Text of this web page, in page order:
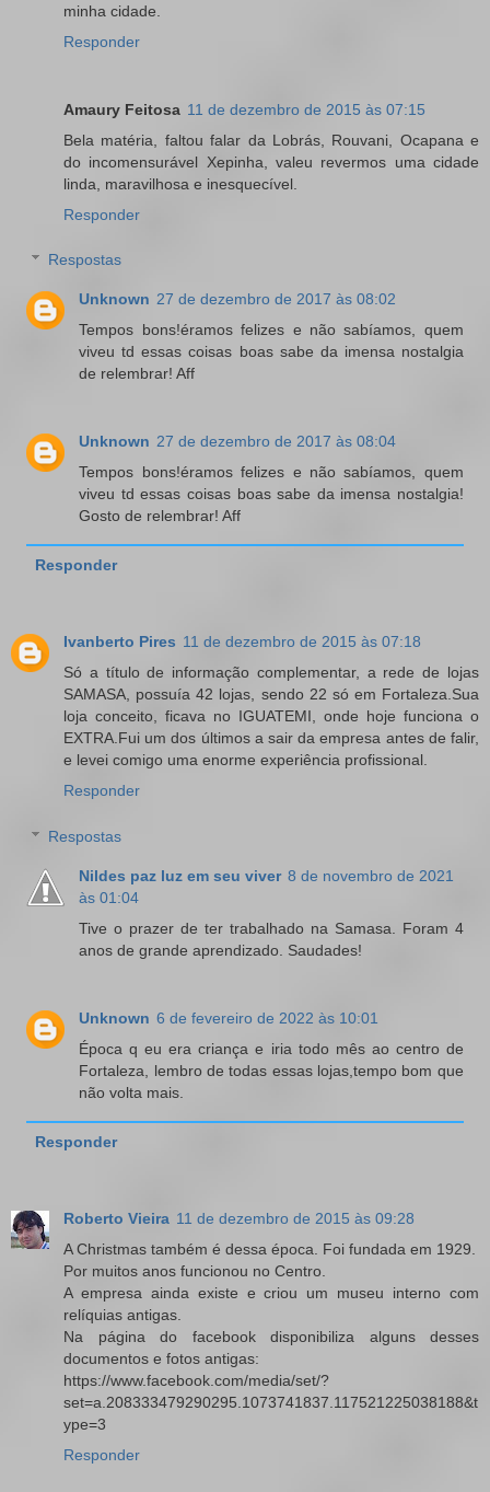
minha cidade.
Responder
Amaury Feitosa 11 de dezembro de 2015 às 07:15
Bela matéria, faltou falar da Lobrás, Rouvani, Ocapana e
do incomensurável Xepinha, valeu revermos uma cidade
linda, maravilhosa e inesquecível.
Responder
Respostas
Unknown 27 de dezembro de 2017 às 08:02
Tempos bons!éramos felizes e não sabíamos, quem
viveu td essas coisas boas sabe da imensa nostalgia
de relembrar! Aff
Unknown 27 de dezembro de 2017 às 08:04
Tempos bons!éramos felizes e não sabíamos, quem
viveu td essas coisas boas sabe da imensa nostalgia!
Gosto de relembrar! Aff
Responder
Ivanberto Pires 11 de dezembro de 2015 às 07:18
Só a título de informação complementar, a rede de lojas
SAMASA, possuía 42 lojas, sendo 22 só em Fortaleza.Sua
loja conceito, ficava no IGUATEMI, onde hoje funciona o
EXTRA.Fui um dos últimos a sair da empresa antes de falir,
e levei comigo uma enorme experiência profissional.
Responder
Respostas
Nildes paz luz em seu viver 8 de novembro de 2021
às 01:04
Tive o prazer de ter trabalhado na Samasa. Foram 4
anos de grande aprendizado. Saudades!
Unknown 6 de fevereiro de 2022 às 10:01
Época q eu era criança e iria todo mês ao centro de
Fortaleza, lembro de todas essas lojas,tempo bom que
não volta mais.
Responder
Roberto Vieira 11 de dezembro de 2015 às 09:28
A Christmas também é dessa época. Foi fundada em 1929.
Por muitos anos funcionou no Centro.
A empresa ainda existe e criou um museu interno com
relíquias antigas.
Na página do facebook disponibiliza alguns desses
documentos e fotos antigas:
https://www.facebook.com/media/set/?
set=a.208333479290295.1073741837.117521225038188&t
ype=3
Responder